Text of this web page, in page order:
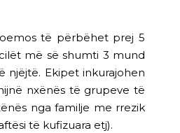
të përbëhet prej 5
më së shumti 3 mund
njëjtë. Ekipet inkurajohen
nxënës të grupeve të
nga familje me rrezik
të kufizuara etj).